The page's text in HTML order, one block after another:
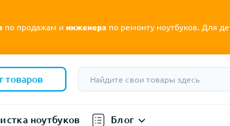
по продажам и инженера по ремонту ноутбуков. Для
товаров
ноутбуков Блог